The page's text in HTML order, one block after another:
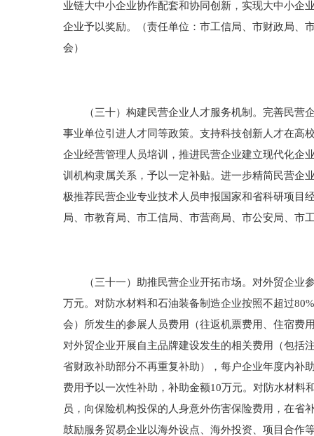
业链大中小企业协作配套和协同创新，实现大中小企
企业予以奖励。（责任单位：市工信局、市财政局、
会）
（三十）构建民营企业人才服务机制。完善民营企
事业单位引进人才同等政策。支持科技创新人才在高
企业经营管理人员培训，推进民营企业建立现代化企
训机构隶属关系，予以一定补贴。进一步精简民营企
极推荐民营企业专业技术人员申报国家和省科研项目
局、市教育局、市工信局、市营商局、市公安局、市
（三十一）助推民营企业开拓市场。对外贸企业参
万元。对防水材料和石油装备制造企业按照不超过
会）所发生的参展人员费用（往返机票费用、住宿费
对外贸企业开展自主品牌建设发生的相关费用（包括
省财政补助部分不再重复补助），每户企业年度内补
费用予以一次性补助，补助金额10万元。对防水材料
员，向保险机构投保的人身意外伤害保险费用，在省
鼓励服务贸易企业以海外设点、海外投资、项目合作